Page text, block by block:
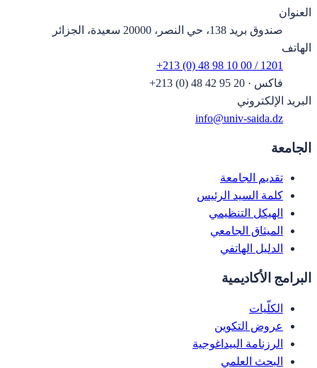
العنوان
صندوق بريد 138، حي النصر، 20000 سعيدة، الجزائر
الهاتف
+213 (0) 48 98 10 00 / 1201
فاكس ·
+213 (0) 48 42 95 20
البريد الإلكتروني
info@univ-saida.dz
الجامعة
تقديم الجامعة
كلمة السيد الرئيس
الهيكل التنظيمي
الميثاق الجامعي
الدليل الهاتفي
البرامج الأكاديمية
الكلّيات
عروض التكوين
الرزنامة البيداغوجية
البحث العلمي